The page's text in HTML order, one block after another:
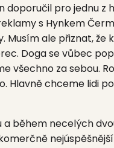
doporučil pro jednu z
s Hynkem
ale přiznat, že
Doga se vůbec
všechno za sebou.
Hlavně chceme lidi
a během necelých